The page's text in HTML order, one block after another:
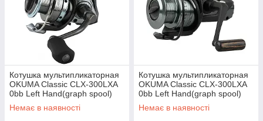
Котушка мультипликаторная
OKUMA Classic CLX-300LXA
0bb Left Hand(graph spool)
Немає в наявності
Котушка мультипликаторная
OKUMA Classic CLX-300LXA
0bb Left Hand(graph spool)
Немає в наявності